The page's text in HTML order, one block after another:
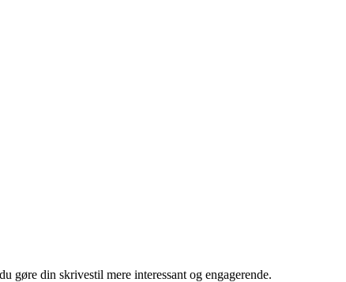
gøre din skrivestil mere interessant og engagerende.